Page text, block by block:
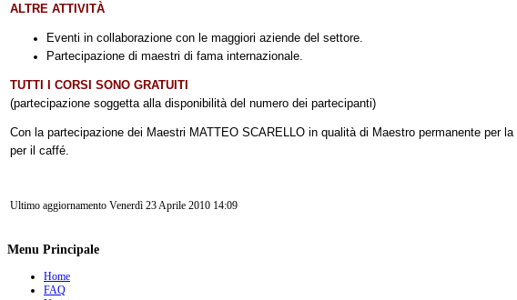
ALTRE ATTIVITÀ
Eventi in collaborazione con le maggiori aziende del settore.
Partecipazione di maestri di fama internazionale.
TUTTI I CORSI SONO GRATUITI
(partecipazione soggetta alla disponibilità del numero dei partecipanti)
Con la partecipazione dei Maestri MATTEO SCARELLO in qualità di Maestro permanente per
per il caffé.
Ultimo aggiornamento Venerdì 23 Aprile 2010 14:09
Menu Principale
Home
FAQ